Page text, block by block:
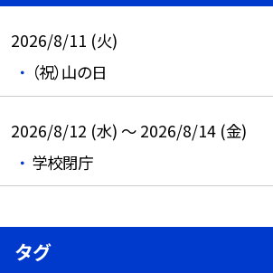
2026/8/11 (火)
（祝）山の日
2026/8/12 (水) ～ 2026/8/14 (金)
学校閉庁
タグ